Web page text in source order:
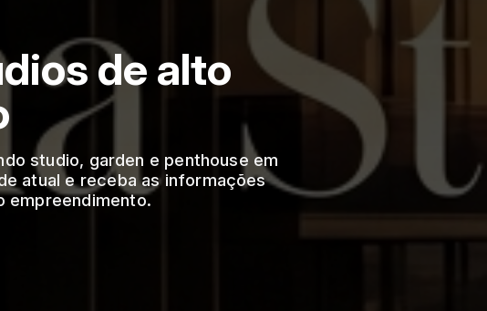
de alto
studio, garden e penthouse em
atual e receba as informações
empreendimento.